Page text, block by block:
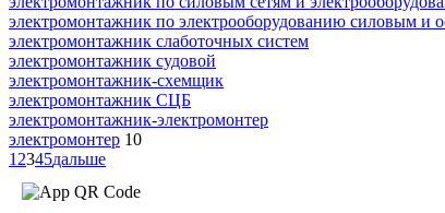
электромонтажник по электрооборудованию силовым и
электромонтажник слаботочных систем
электромонтажник судовой
электромонтажник-схемщик
электромонтажник СЦБ
электромонтажник-электромонтер
электромонтер 10
1 2345дальше